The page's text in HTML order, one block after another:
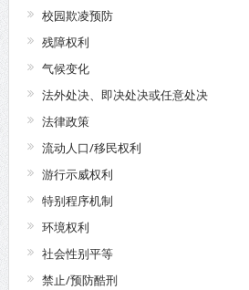
校园欺凌预防
残障权利
气候变化
法外处决、即决处决或任意处决
法律政策
流动人口/移民权利
游行示威权利
特别程序机制
环境权利
社会性别平等
禁止/预防酷刑